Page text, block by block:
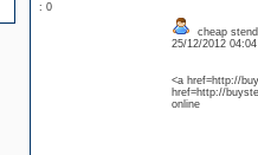
: 0
cheap
25/12/2012
<a href=http://
href=http://
online